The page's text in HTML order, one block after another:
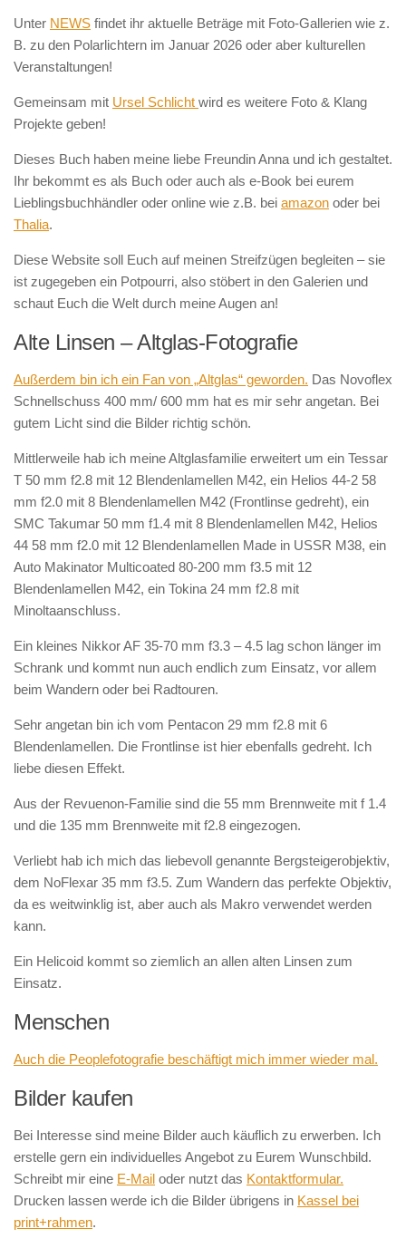
Unter NEWS findet ihr aktuelle Beträge mit Foto-Gallerien wie z.
B. zu den Polarlichtern im Januar 2026 oder aber kulturellen
Veranstaltungen!
Gemeinsam mit Ursel Schlicht wird es weitere Foto & Klang
Projekte geben!
Dieses Buch haben meine liebe Freundin Anna und ich gestaltet.
Ihr bekommt es als Buch oder auch als e-Book bei eurem
Lieblingsbuchhändler oder online wie z.B. bei amazon oder bei
Thalia.
Diese Website soll Euch auf meinen Streifzügen begleiten – sie
ist zugegeben ein Potpourri, also stöbert in den Galerien und
schaut Euch die Welt durch meine Augen an!
Alte Linsen – Altglas-Fotografie
Außerdem bin ich ein Fan von „Altglas“ geworden. Das Novoflex
Schnellschuss 400 mm/ 600 mm hat es mir sehr angetan. Bei
gutem Licht sind die Bilder richtig schön.
Mittlerweile hab ich meine Altglasfamilie erweitert um ein Tessar
T 50 mm f2.8 mit 12 Blendenlamellen M42, ein Helios 44-2 58
mm f2.0 mit 8 Blendenlamellen M42 (Frontlinse gedreht), ein
SMC Takumar 50 mm f1.4 mit 8 Blendenlamellen M42, Helios
44 58 mm f2.0 mit 12 Blendenlamellen Made in USSR M38, ein
Auto Makinator Multicoated 80-200 mm f3.5 mit 12
Blendenlamellen M42, ein Tokina 24 mm f2.8 mit
Minoltaanschluss.
Ein kleines Nikkor AF 35-70 mm f3.3 – 4.5 lag schon länger im
Schrank und kommt nun auch endlich zum Einsatz, vor allem
beim Wandern oder bei Radtouren.
Sehr angetan bin ich vom Pentacon 29 mm f2.8 mit 6
Blendenlamellen. Die Frontlinse ist hier ebenfalls gedreht. Ich
liebe diesen Effekt.
Aus der Revuenon-Familie sind die 55 mm Brennweite mit f 1.4
und die 135 mm Brennweite mit f2.8 eingezogen.
Verliebt hab ich mich das liebevoll genannte Bergsteigerobjektiv,
dem NoFlexar 35 mm f3.5. Zum Wandern das perfekte Objektiv,
da es weitwinklig ist, aber auch als Makro verwendet werden
kann.
Ein Helicoid kommt so ziemlich an allen alten Linsen zum
Einsatz.
Menschen
Auch die Peoplefotografie beschäftigt mich immer wieder mal.
Bilder kaufen
Bei Interesse sind meine Bilder auch käuflich zu erwerben. Ich
erstelle gern ein individuelles Angebot zu Eurem Wunschbild.
Schreibt mir eine E-Mail oder nutzt das Kontaktformular.
Drucken lassen werde ich die Bilder übrigens in Kassel bei
print+rahmen.